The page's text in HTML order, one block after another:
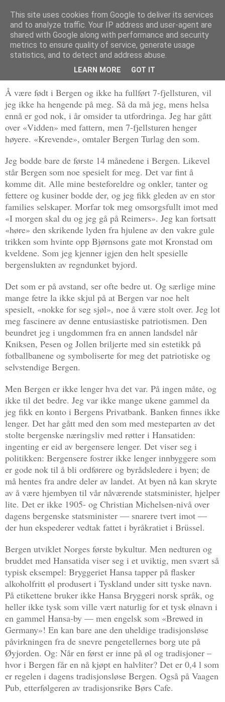
Politikus
lørdag 24. mai 2014
Bergen: 7-fjellstur i en by i forfall
Å være født i Bergen og ikke ha fullført 7-fjellsturen, vil
jeg ikke ha hengende på meg. Så da må jeg, mens helsa
ennå er god nok, i år omsider ta utfordringa. Jeg har gått
over «Vidden» med fattern, men 7-fjellsturen henger
høyere. «Krevende», omtaler Bergen Turlag den som.
Jeg bodde bare de første 14 månedene i Bergen. Likevel
står Bergen som noe spesielt for meg. Det var fint å
komme dit. Alle mine besteforeldre og onkler, tanter og
fettere og kusiner bodde der, og jeg fikk gleden av en stor
families selskaper. Morfar tok meg omsorgsfullt imot med
«I morgen skal du og jeg gå på Reimers». Jeg kan fortsatt
«høre» den skrikende lyden fra hjulene av den vakre gule
trikken som hvinte opp Bjørnsons gate mot Kronstad om
kveldene. Som jeg kjenner igjen den helt spesielle
bergenslukten av regndunket byjord.
Det som er på avstand, ser ofte bedre ut. Og særlige mine
mange fetre la ikke skjul på at Bergen var noe helt
spesielt, «nokke for seg sjøl», noe å være stolt over. Jeg lot
meg fascinere av denne entusiastiske patriotismen. Den
beundret jeg i ungdommen fra en annen landsdel når
Kniksen, Pesen og Jollen briljerte med sin estetikk på
fotballbanene og symboliserte for meg det patriotiske og
selvstendige Bergen.
Men Bergen er ikke lenger hva det var. På ingen måte, og
ikke til det bedre. Jeg var ikke mange ukene gammel da
jeg fikk en konto i Bergens Privatbank. Banken finnes ikke
lenger. Det har gått med den som med mesteparten av det
stolte bergenske næringsliv med røtter i Hansatiden:
ingenting er eid av bergensere lenger. Det viser seg i
politikken: Bergensere fostrer ikke lenger innbyggere som
er gode nok til å bli ordførere og byrådsledere i byen; de
må hentes fra andre deler av landet. At byen nå kan skryte
av å være hjembyen til vår nåværende statsminister, hjelper
lite. Det er ikke 1905- og Christian Michelsen-nivå over
dagens bergenske statsminister — snarere tvert imot —
der hun ekspederer vedtak fattet i byråkratiet i Brüssel.
Bergen utviklet Norges første bykultur. Men nedturen og
bruddet med Hansatida viser seg i et uviktig, men svært så
typisk eksempel: Bryggeriet Hansa tapper på flasker
alkoholfritt øl produsert i Tyskland under sitt tyske navn.
På etikettene bruker ikke Hansa Bryggeri norsk språk, og
heller ikke tysk som ville vært naturlig for et tysk ølnavn i
en gammel Hansa-by — men engelsk som «Brewed in
Germany»! En kan bare ane den uheldige tradisjonsløse
påvirkningen fra de snevre pengetellernes borg ute på
Øyjorden. Og: Når en først er inne på øl og tradisjoner –
hvor i Bergen får en nå kjøpt en halvliter? Det er 0,4 l som
er regelen i dagens tradisjonsløse Bergen. Også på Vaagen
Pub, etterfølgeren av tradisjonsrike Børs Cafe.
This site uses cookies from Google to deliver its services
and to analyze traffic. Your IP address and user-agent are
shared with Google along with performance and security
metrics to ensure quality of service, generate usage
statistics, and to detect and address abuse.
LEARN MORE GOT IT